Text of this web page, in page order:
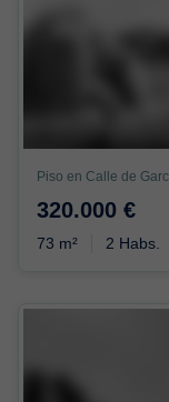
Piso en Calle de
320.000 €
73 m² 2 Habs.